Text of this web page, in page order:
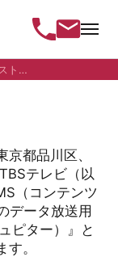
メディアキャスト、TBSへデータ放...
都品川区、
TBSテレビ（以
（コンテンツ
データ放送用
ュピター）』と
。